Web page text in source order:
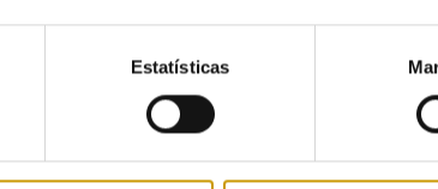
Estatísticas
da visada da abertura do processo de
de 29 de janeiro, na redação em vigor, a visada
foi encerrado e notificada a visada da
de 1 200,00 €.